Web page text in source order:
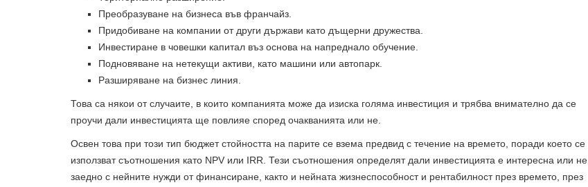
Преобразуване на бизнеса във франчайз.
Придобиване на компании от други държави като дъщерни дружества.
Инвестиране в човешки капитал въз основа на напреднало обучение.
Подновяване на нетекущи активи, като машини или автопарк.
Разширяване на бизнес линия.
Това са някои от случаите, в които компанията може да изиска голяма инвестиция и трябва внимателно да се
проучи дали инвестицията ще повлияе според очакванията или не.
Освен това при този тип бюджет стойността на парите се взема предвид с течение на времето, поради което се
използват съотношения като NPV или IRR. Тези съотношения определят дали инвестицията е интересна или не,
заедно с нейните нужди от финансиране, както и нейната жизнеспособност и рентабилност през времето, през